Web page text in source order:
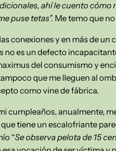
ahí le cuento cómo
puse tetas”. Me temo que no
conexiones y en más de un
no es un defecto
del consumismo y
que me lleguen al
como vine de fábrica.
cumpleaños, anualmente,
tiene un escalofriante
“Se observa pelota de 15